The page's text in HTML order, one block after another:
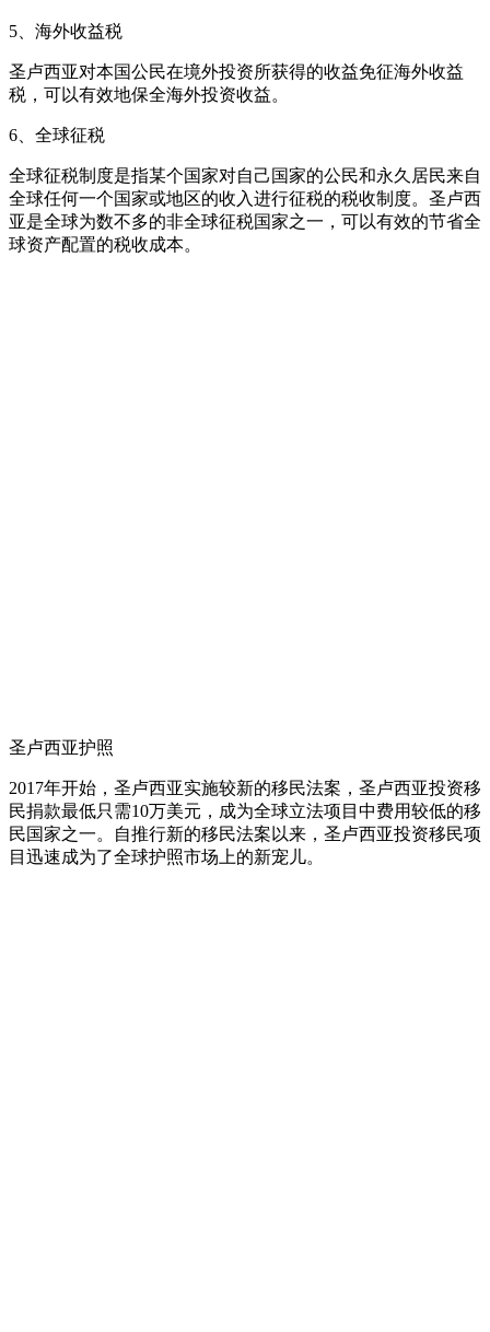
5、海外收益税
圣卢西亚对本国公民在境外投资所获得的收益免征海外收益
税，可以有效地保全海外投资收益。
6、全球征税
全球征税制度是指某个国家对自己国家的公民和永久居民来自
全球任何一个国家或地区的收入进行征税的税收制度。圣卢西
亚是全球为数不多的非全球征税国家之一，可以有效的节省全
球资产配置的税收成本。
圣卢西亚护照
2017年开始，圣卢西亚实施较新的移民法案，圣卢西亚投资移
民捐款最低只需10万美元，成为全球立法项目中费用较低的移
民国家之一。自推行新的移民法案以来，圣卢西亚投资移民项
目迅速成为了全球护照市场上的新宠儿。